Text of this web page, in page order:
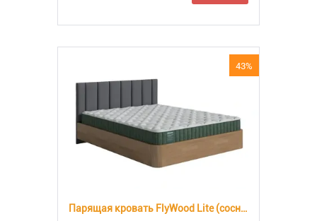
43%
Парящая кровать FlyWood Lite (сосна)